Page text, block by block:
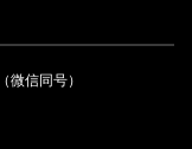
（微信同号）